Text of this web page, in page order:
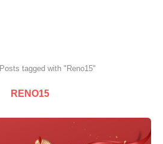
Posts tagged with "Reno15"
RENO15